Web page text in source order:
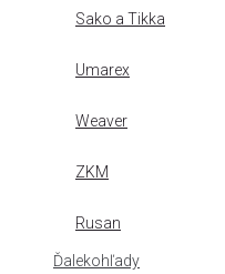
Sako a Tikka
Umarex
Weaver
ZKM
Rusan
Ďalekohľady